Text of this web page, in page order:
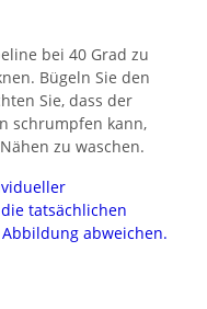
bei 40 Grad zu
Bügeln Sie den
Sie, dass der
schrumpfen kann,
zu waschen.
tatsächlichen
abweichen.